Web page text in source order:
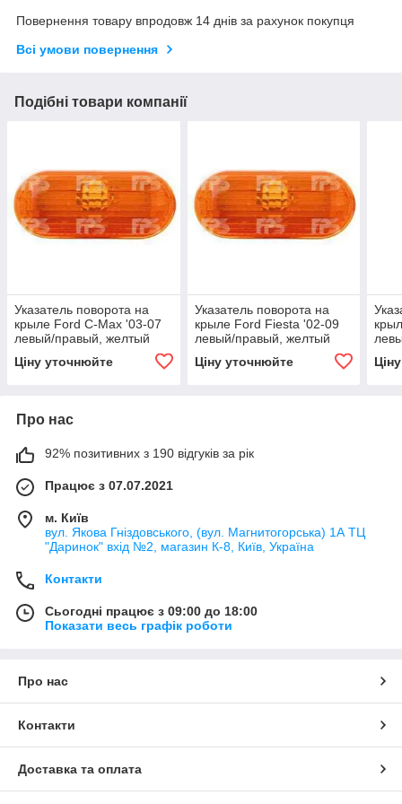
Повернення товару впродовж 14 днів за рахунок покупця
Всі умови повернення
Подібні товари компанії
Указатель поворота на
крыле Ford C-Max '03-07
левый/правый, желтый
Ціну уточнюйте
Указатель поворота на
крыле Ford Fiesta '02-09
левый/правый, желтый
Ціну уточнюйте
Про нас
92% позитивних з 190 відгуків за рік
Працює з 07.07.2021
м. Київ
вул. Якова Гніздовського, (вул. Магнитогорська) 1А ТЦ
"Даринок" вхід №2, магазин К-8, Київ, Україна
Контакти
Сьогодні працює з 09:00 до 18:00
Показати весь графік роботи
Про нас
Контакти
Доставка та оплата